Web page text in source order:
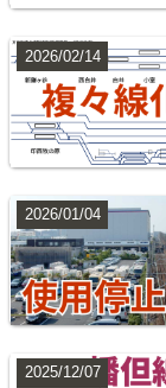
4
2026/02/14
2026/01/04
2025/12/07